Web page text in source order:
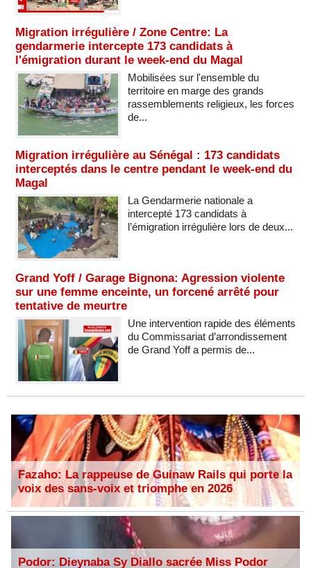
Migration irrégulière / Zone Centre: La
gendarmerie intercepte 173 candidats à
l'émigration durant le week-end du Magal
Mobilisées sur l'ensemble du
territoire en marge des grands
rassemblements religieux, les forces
de...
Migration irrégulière au Sénégal : 173 candidats
interceptés dans le centre pendant le week-end du
Magal
La Gendarmerie nationale a
intercepté 173 candidats à
l’émigration irrégulière lors de deux...
Grand Yoff / Garage Bignona: Agression violente
sur une femme enceinte, un forcené arrêté pour
tentative de meurtre
Une intervention rapide des éléments
du Commissariat d’arrondissement
de Grand Yoff a permis de...
Fazaho: La rappeuse de Guinaw Rails qui porte la
voix des sans-voix et triomphe en 2026
Podor: Dieynaba Sy Diallo sacrée Miss Podor